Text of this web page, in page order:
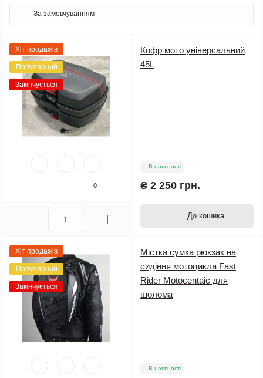
Хіт продажів
Популярний
Закінчується
0
Кофр мото універсальний
45L
В наявності
₴ 2 250 грн.
До кошика
Хіт продажів
Популярний
Закінчується
Містка сумка рюкзак на
сидіння мотоцикла Fast
Rider Motocentaic для
шолома
В наявності